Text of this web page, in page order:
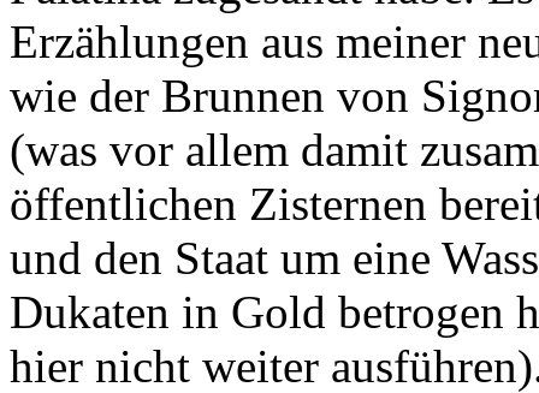
Erzählungen aus meiner
wie der Brunnen von
(was vor allem damit
öffentlichen Zisternen
und den Staat um eine
Dukaten in Gold betrogen
hier nicht weiter